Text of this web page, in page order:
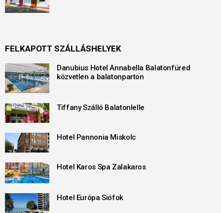
FELKAPOTT SZÁLLÁSHELYEK
Danubius Hotel Annabella Balatonfüred
közvetlen a balatonparton
Tiffany Szálló Balatonlelle
Hotel Pannonia Miskolc
Hotel Karos Spa Zalakaros
Hotel Európa Siófok